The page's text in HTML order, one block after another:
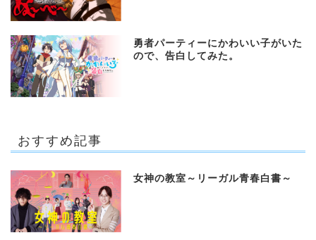
勇者パーティーにかわいい子がいた
ので、告白してみた。
おすすめ記事
女神の教室～リーガル青春白書～